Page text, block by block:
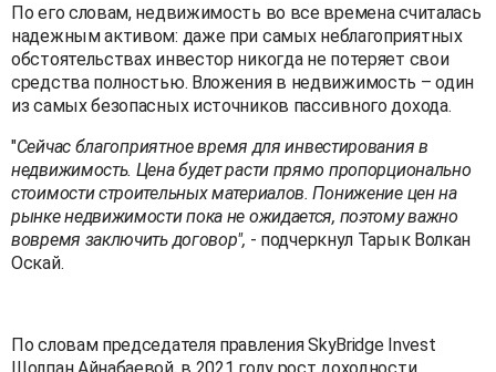
По его словам, недвижимость во все времена считалась
надежным активом: даже при самых неблагоприятных
обстоятельствах инвестор никогда не потеряет свои
средства полностью. Вложения в недвижимость – один
из самых безопасных источников пассивного дохода.
"Сейчас благоприятное время для инвестирования в
недвижимость. Цена будет расти прямо пропорционально
стоимости строительных материалов. Понижение цен на
рынке недвижимости пока не ожидается, поэтому важно
вовремя заключить договор", - подчеркнул Тарык Волкан
Оскай.
По словам председателя правления SkyBridge Invest
Шолпан Айнабаевой, в 2021 году рост доходности